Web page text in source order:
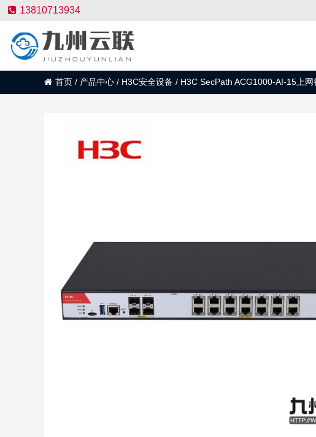
13810713934
首页 / 产品中心 / H3C安全设备 / H3C SecPath ACG1000-AI-15上